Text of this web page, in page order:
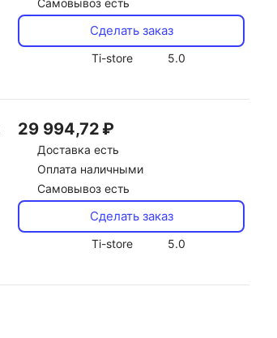
Самовывоз есть
Сделать заказ
Ti-store 5.0
29 994,72 ₽
Доставка есть
Оплата наличными
Самовывоз есть
Сделать заказ
Ti-store 5.0